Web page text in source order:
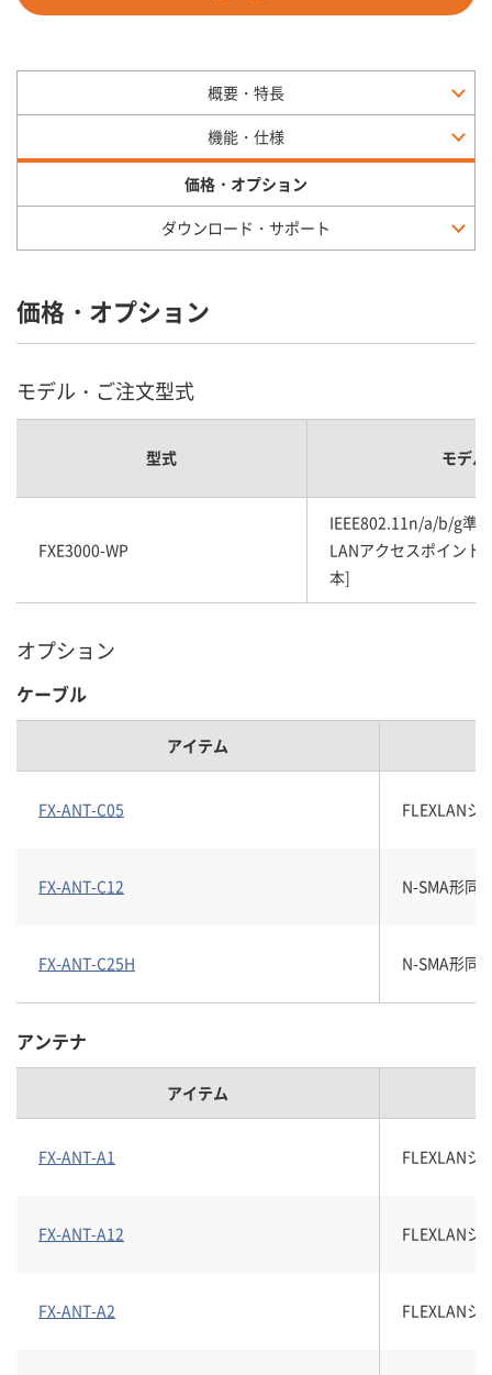
概要・特長
機能・仕様
価格・オプション
ダウンロード・サポート
価格・オプション
モデル・ご注文型式
型式 モデル
FXE3000-WP
IEEE802.11n/a/b/g準
LANアクセスポイント
本]
オプション
ケーブル
アイテム
FX-ANT-C05 FLEXLANシ
FX-ANT-C12 N-SMA形同
FX-ANT-C25H N-SMA形同
アンテナ
アイテム
FX-ANT-A1 FLEXLANシ
FX-ANT-A12 FLEXLANシ
FX-ANT-A2 FLEXLANシ